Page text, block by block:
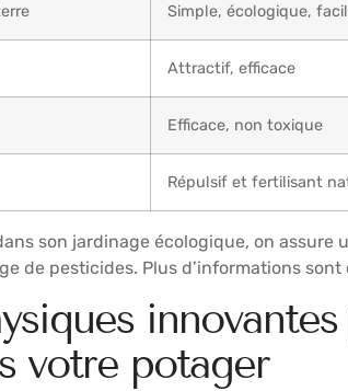
Simple, écologique,
Attractif, efficace
Efficace, non toxique
Répulsif et fertilisant
son jardinage écologique, on
de pesticides. Plus d’informations
votre potager